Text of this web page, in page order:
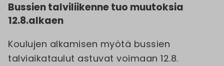
Bussien talviliikenne tuo muutoksia
12.8.alkaen
Koulujen alkamisen myötä bussien
talviaikataulut astuvat voimaan 12.8.